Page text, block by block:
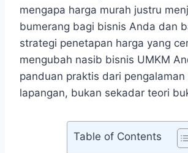
mengapa harga murah justru
bumerang bagi bisnis Anda dan
strategi penetapan harga yang
mengubah nasib bisnis UMKM
panduan praktis dari pengalaman
lapangan, bukan sekadar teori
Table of Contents